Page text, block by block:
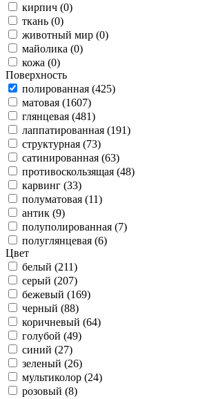
кирпич (0)
ткань (0)
животный мир (0)
майолика (0)
кожа (0)
Поверхность
полированная (425)
матовая (1607)
глянцевая (481)
лаппатированная (191)
структурная (73)
сатинированная (63)
противоскользящая (48)
карвинг (33)
полуматовая (11)
антик (9)
полуполированная (7)
полуглянцевая (6)
Цвет
белый (211)
серый (207)
бежевый (169)
черный (88)
коричневый (64)
голубой (49)
синий (27)
зеленый (26)
мультиколор (24)
розовый (8)